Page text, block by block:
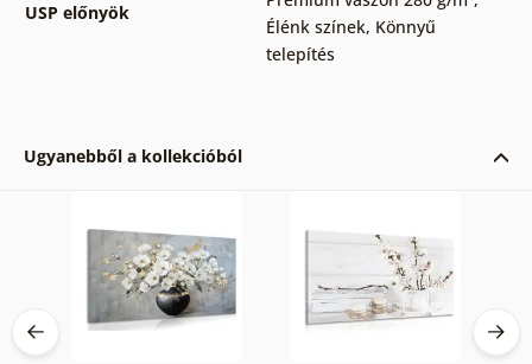
USP előnyök
Élénk színek, Könnyű
telepítés
Ugyanebből a kollekcióból